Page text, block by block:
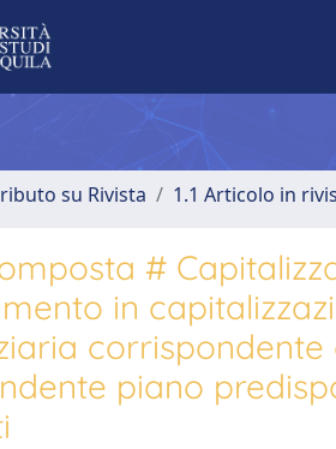
su Rivista 1.1 Articolo in
#
in
piano